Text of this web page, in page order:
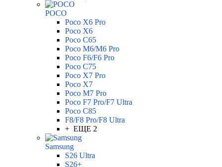
POCO
Poco X6 Pro
Poco X6
Poco C65
Poco M6/M6 Pro
Poco F6/F6 Pro
Poco C75
Poco X7 Pro
Poco X7
Poco M7 Pro
Poco F7 Pro/F7 Ultra
Poco C85
F8/F8 Pro/F8 Ultra
+ ЕЩЕ 2
Samsung
S26 Ultra
S26+